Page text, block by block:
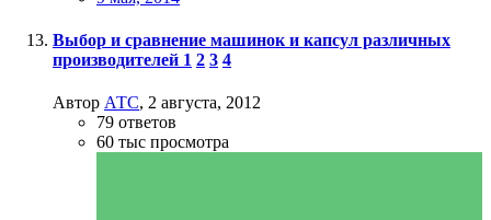
Выбор и сравнение машинок и капсул различных
производителей 1 2 3 4
Автор АТС, 2 августа, 2012
79 ответов
60 тыс просмотра